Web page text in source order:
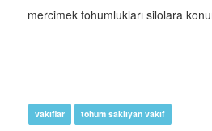
mercimek tohumlukları silolara
vakıflar tohum saklıyan vakıf